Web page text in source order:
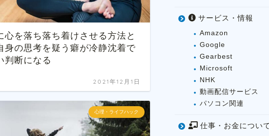
心を落ち落ち着けさせる方法と
身の思考を疑う癖が冷静沈着で
判断になる
2021年12月1日
心理・ライフハック
サービス・情報
Amazon
Google
Gearbest
Microsoft
NHK
動画配信サービス
パソコン関連
仕事・お金について